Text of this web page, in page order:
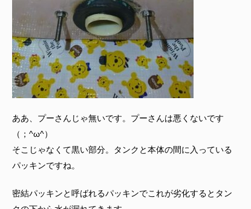
ああ、プーさんじゃ無いです。プーさんは悪くないです
（；^ω^）
そこじゃなくて黒い部分。タンクと本体の間に入っている
パッキンですね。
密結パッキンと呼ばれるパッキンでこれが劣化するとタン